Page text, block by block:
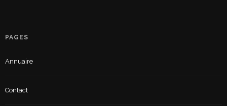
PAGES
Annuaire
Contact